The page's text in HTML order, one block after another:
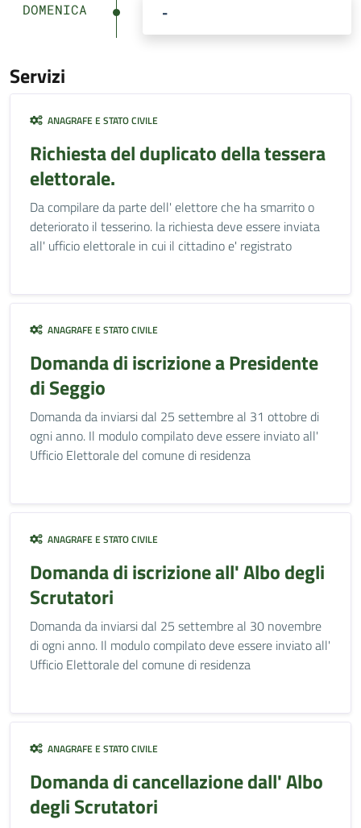
DOMENICA -
Servizi
ANAGRAFE E STATO CIVILE
Richiesta del duplicato della tessera
elettorale.
Da compilare da parte dell' elettore che ha smarrito o
deteriorato il tesserino. la richiesta deve essere inviata
all' ufficio elettorale in cui il cittadino e' registrato
ANAGRAFE E STATO CIVILE
Domanda di iscrizione a Presidente
di Seggio
Domanda da inviarsi dal 25 settembre al 31 ottobre di
ogni anno. Il modulo compilato deve essere inviato all'
Ufficio Elettorale del comune di residenza
ANAGRAFE E STATO CIVILE
Domanda di iscrizione all' Albo degli
Scrutatori
Domanda da inviarsi dal 25 settembre al 30 novembre
di ogni anno. Il modulo compilato deve essere inviato all'
Ufficio Elettorale del comune di residenza
ANAGRAFE E STATO CIVILE
Domanda di cancellazione dall' Albo
degli Scrutatori